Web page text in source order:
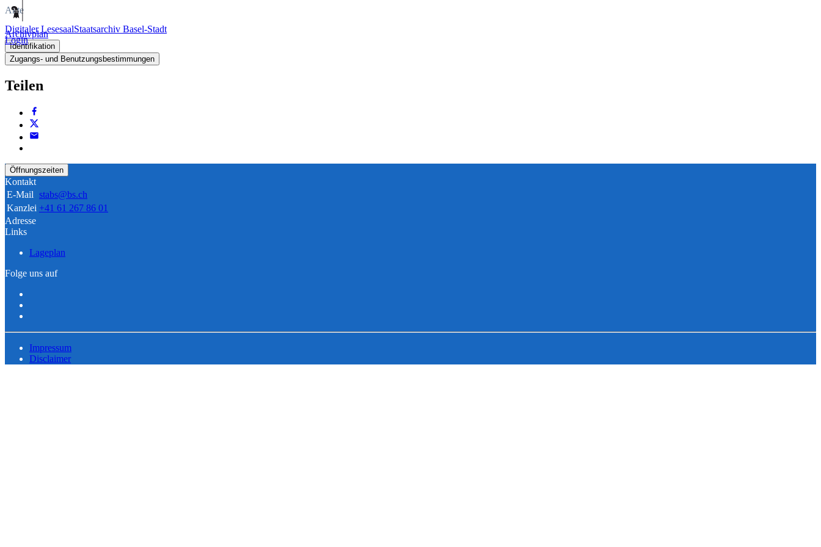
Digitaler LesesaalStaatsarchiv Basel-Stadt
Login
Akte
Archivplan
Identifikation
Zugangs- und Benutzungsbestimmungen
Teilen
Öffnungszeiten
Kontakt
E-Mail stabs@bs.ch
Kanzlei +41 61 267 86 01
Adresse
Links
Lageplan
Folge uns auf
Impressum
Disclaimer